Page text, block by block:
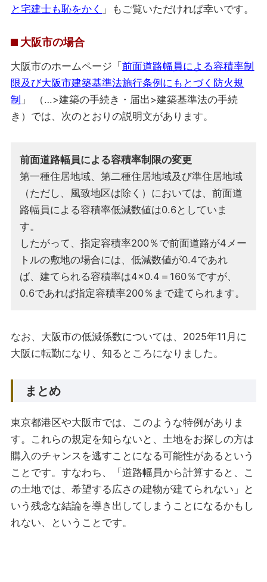
と宅建士も恥をかく 」もご覧いただければ幸いです。
大阪市の場合
大阪市のホームページ「前面道路幅員による容積率制
限及び大阪市建築基準法施行条例にもとづく防火規
制 」 （…>建築の手続き・届出>建築基準法の手続
き）では、次のとおりの説明文があります。
前面道路幅員による容積率制限の変更
第一種住居地域、第二種住居地域及び準住居地域
（ただし、風致地区は除く）においては、前面道
路幅員による容積率低減数値は0.6としていま
す。
したがって、指定容積率200％で前面道路が4メー
トルの敷地の場合には、低減数値が0.4であれ
ば、建てられる容積率は4×0.4＝160％ですが、
0.6であれば指定容積率200％まで建てられます。
なお、大阪市の低減係数については、2025年11月に
大阪に転勤になり、知るところになりました。
まとめ
東京都港区や大阪市では、このような特例がありま
す。これらの規定を知らないと、土地をお探しの方は
購入のチャンスを逃すことになる可能性があるという
ことです。すなわち、「道路幅員から計算すると、こ
の土地では、希望する広さの建物が建てられない」と
いう残念な結論を導き出してしまうことになるかもし
れない、ということです。